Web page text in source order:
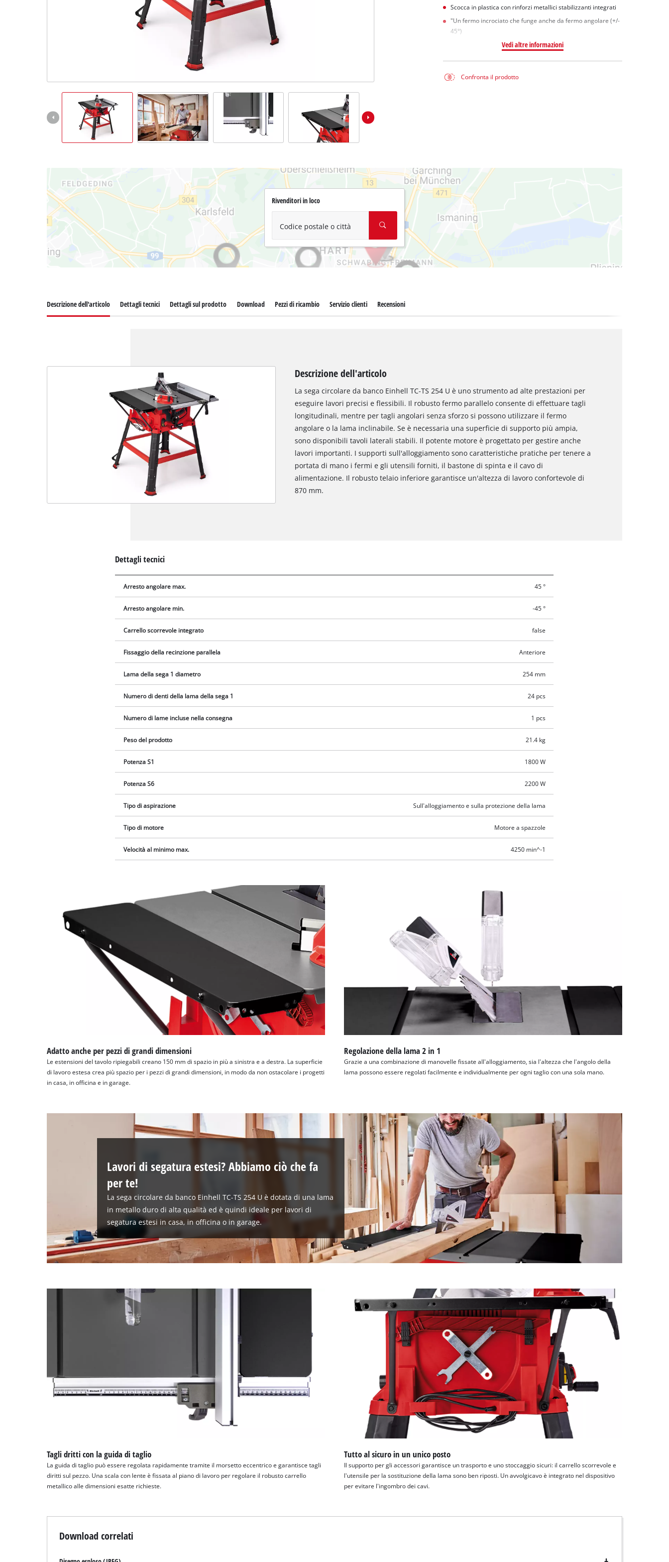
Scocca in plastica con rinforzi metallici stabilizzanti integrati
"Un fermo incrociato che funge anche da fermo angolare (+/-
45°)
Vedi altre informazioni
Confronta il prodotto
Rivenditori in loco
Codice postale o città
per caricare il servizio Google Maps !
to trackers that are not disclosed to the
visitor. The website owner needs to setup
the site with their CMP to add this content
to the list of technologies used.
Powered by
Management Platform
Descrizione dell'articolo Dettagli tecnici Dettagli sul prodotto Download Pezzi di ricambio Servizio clienti Recensioni
Descrizione dell'articolo
La sega circolare da banco Einhell TC-TS 254 U è uno strumento ad alte prestazioni per
eseguire lavori precisi e flessibili. Il robusto fermo parallelo consente di effettuare tagli
longitudinali, mentre per tagli angolari senza sforzo si possono utilizzare il fermo
angolare o la lama inclinabile. Se è necessaria una superficie di supporto più ampia,
sono disponibili tavoli laterali stabili. Il potente motore è progettato per gestire anche
lavori importanti. I supporti sull'alloggiamento sono caratteristiche pratiche per tenere a
portata di mano i fermi e gli utensili forniti, il bastone di spinta e il cavo di
alimentazione. Il robusto telaio inferiore garantisce un'altezza di lavoro confortevole di
870 mm.
Dettagli tecnici
Arresto angolare max. 45 °
Arresto angolare min. -45 °
Carrello scorrevole integrato false
Fissaggio della recinzione parallela Anteriore
Lama della sega 1 diametro 254 mm
Numero di denti della lama della sega 1 24 pcs
Numero di lame incluse nella consegna 1 pcs
Peso del prodotto 21.4 kg
Potenza S1 1800 W
Potenza S6 2200 W
Tipo di aspirazione Sull'alloggiamento e sulla protezione della lama
Tipo di motore Motore a spazzole
Velocità al minimo max. 4250 min^-1
Adatto anche per pezzi di grandi dimensioni
Le estensioni del tavolo ripiegabili creano 150 mm di spazio in più a sinistra e a destra. La superficie
di lavoro estesa crea più spazio per i pezzi di grandi dimensioni, in modo da non ostacolare i progetti
in casa, in officina e in garage.
Regolazione della lama 2 in 1
Grazie a una combinazione di manovelle fissate all'alloggiamento, sia l'altezza che l'angolo della
lama possono essere regolati facilmente e individualmente per ogni taglio con una sola mano.
Lavori di segatura estesi? Abbiamo ciò che fa
per te!
La sega circolare da banco Einhell TC-TS 254 U è dotata di una lama
in metallo duro di alta qualità ed è quindi ideale per lavori di
segatura estesi in casa, in officina o in garage.
Tagli dritti con la guida di taglio
La guida di taglio può essere regolata rapidamente tramite il morsetto eccentrico e garantisce tagli
diritti sul pezzo. Una scala con lente è fissata al piano di lavoro per regolare il robusto carrello
metallico alle dimensioni esatte richieste.
Tutto al sicuro in un unico posto
Il supporto per gli accessori garantisce un trasporto e uno stoccaggio sicuri: il carrello scorrevole e
l'utensile per la sostituzione della lama sono ben riposti. Un avvolgicavo è integrato nel dispositivo
per evitare l'ingombro dei cavi.
Download correlati